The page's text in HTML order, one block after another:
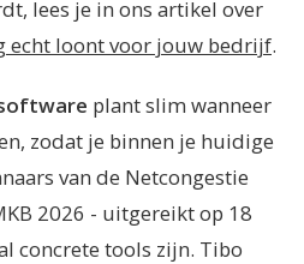
lees je in ons artikel over
echt loont voor jouw bedrijf.
plant slim wanneer
zodat je binnen je huidige
van de Netcongestie
2026 - uitgereikt op 18
concrete tools zijn. Tibo